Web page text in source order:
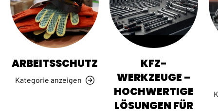
ARBEITSSCHUTZ
Kategorie anzeigen
KFZ-
WERKZEUGE –
HOCHWERTIGE
LÖSUNGEN FÜR